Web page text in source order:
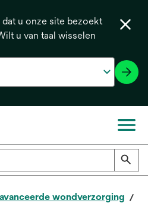
u onze site bezoekt
u van taal wisselen
wondverzorging